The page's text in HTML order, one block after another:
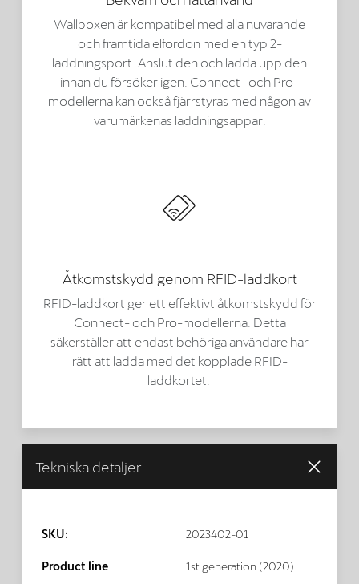
Wallboxen är kompatibel med alla nuvarande
och framtida elfordon med en typ 2-
laddningsport. Anslut den och ladda upp den
innan du försöker igen. Connect- och Pro-
modellerna kan också fjärrstyras med någon av
varumärkenas laddningsappar.
Åtkomstskydd genom RFID-laddkort
RFID-laddkort ger ett effektivt åtkomstskydd för
Connect- och Pro-modellerna. Detta
säkerställer att endast behöriga användare har
rätt att ladda med det kopplade RFID-
laddkortet.
Tekniska detaljer
SKU: 2023402-01
Product line 1st generation (2020)